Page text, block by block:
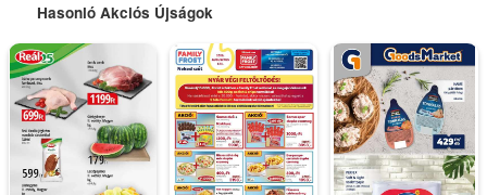
Hasonló Akciós Újságok